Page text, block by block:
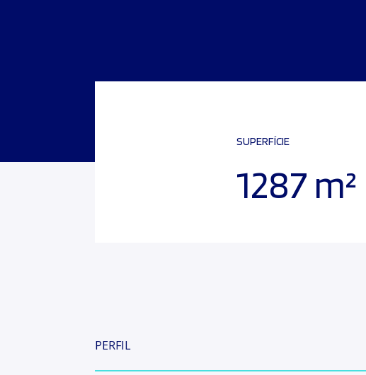
1287 m²
SUPERFÍCIE
PERFIL